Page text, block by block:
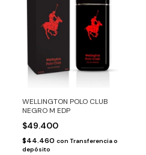
WELLINGTON POLO CLUB
NEGRO M EDP
$49.400
$44.460 con Transferencia o
depósito